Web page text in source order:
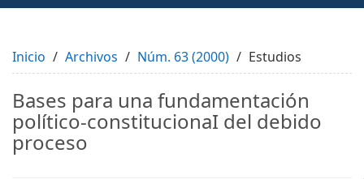
Inicio Archivos Núm. 63 (2000) Estudios
Bases para una fundamentación
político-constitucionaI del debido
proceso